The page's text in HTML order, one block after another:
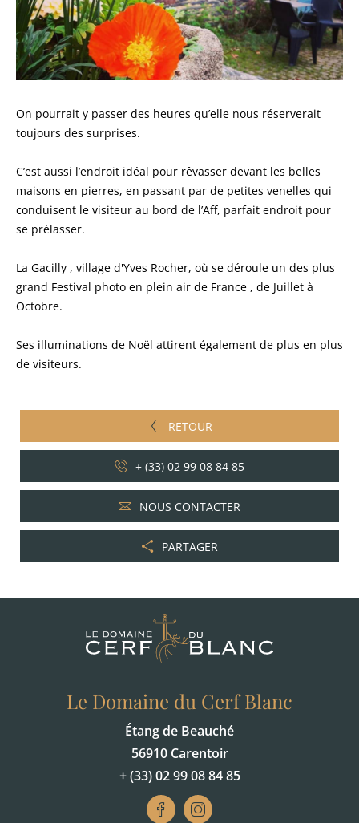
On pourrait y passer des heures qu’elle nous réserverait
toujours des surprises.
C’est aussi l’endroit idéal pour rêvasser devant les belles
maisons en pierres, en passant par de petites venelles qui
conduisent le visiteur au bord de l’Aff, parfait endroit pour
se prélasser.
La Gacilly , village d'Yves Rocher, où se déroule un des plus
grand Festival photo en plein air de France , de Juillet à
Octobre.
Ses illuminations de Noël attirent également de plus en plus
de visiteurs.
RETOUR
+ (33) 02 99 08 84 85
NOUS CONTACTER
PARTAGER
Le Domaine du Cerf Blanc
Étang de Beauché
56910 Carentoir
+ (33) 02 99 08 84 85